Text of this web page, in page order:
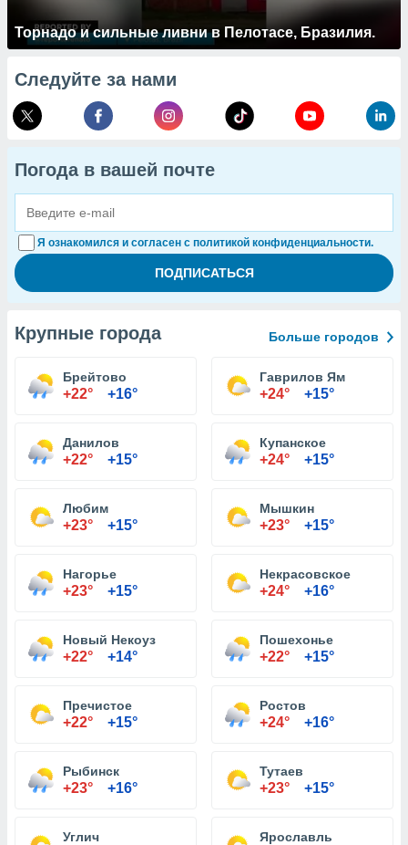
Торнадо и сильные ливни в Пелотасе, Бразилия.
Следуйте за нами
Погода в вашей почте
Я ознакомился и согласен с политикой конфиденциальности.
Крупные города Больше городов
Брейтово
+22° +16°
Гаврилов Ям
+24° +15°
Данилов
+22° +15°
Купанское
+24° +15°
Любим
+23° +15°
Мышкин
+23° +15°
Нагорье
+23° +15°
Некрасовское
+24° +16°
Новый Некоуз
+22° +14°
Пошехонье
+22° +15°
Пречистое
+22° +15°
Ростов
+24° +16°
Рыбинск
+23° +16°
Тутаев
+23° +15°
Углич Ярославль